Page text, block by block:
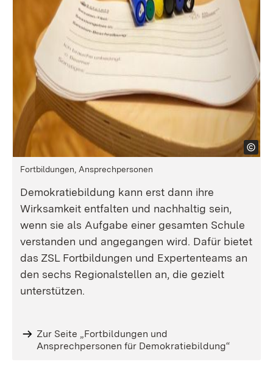
Fortbildungen, Ansprechpersonen
Demokratiebildung kann erst dann ihre
Wirksamkeit entfalten und nachhaltig sein,
wenn sie als Aufgabe einer gesamten Schule
verstanden und angegangen wird. Dafür bietet
das ZSL Fortbildungen und Expertenteams an
den sechs Regionalstellen an, die gezielt
unterstützen.
Zur Seite „Fortbildungen und
Ansprechpersonen für Demokratiebildung“